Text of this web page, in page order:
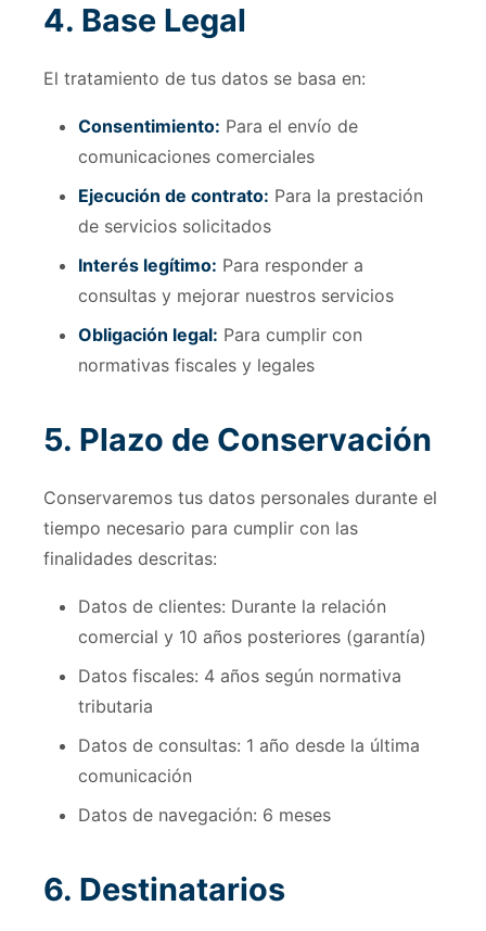
4. Base Legal
El tratamiento de tus datos se basa en:
Consentimiento: Para el envío de
comunicaciones comerciales
Ejecución de contrato: Para la prestación
de servicios solicitados
Interés legítimo: Para responder a
consultas y mejorar nuestros servicios
Obligación legal: Para cumplir con
normativas fiscales y legales
5. Plazo de Conservación
Conservaremos tus datos personales durante el
tiempo necesario para cumplir con las
finalidades descritas:
Datos de clientes: Durante la relación
comercial y 10 años posteriores (garantía)
Datos fiscales: 4 años según normativa
tributaria
Datos de consultas: 1 año desde la última
comunicación
Datos de navegación: 6 meses
6. Destinatarios